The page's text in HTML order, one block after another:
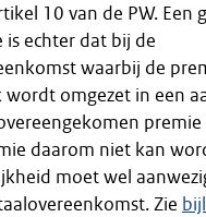
10 van de PW. Een
is echter dat bij de
waarbij de
omgezet in een
premie
daarom niet kan
moet wel
Zie